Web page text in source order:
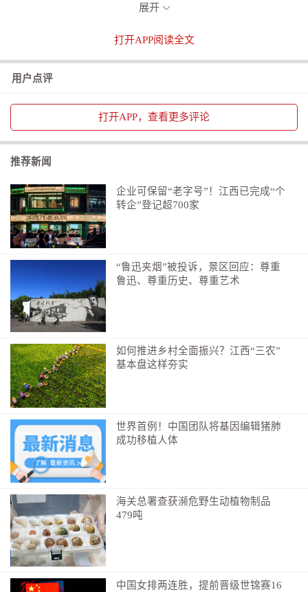
产品保障战略和“藏粮于地、藏粮于技”战略，深化农业
保粮食和重要农产品稳产保供。
发布会上，传来好消息：2024年，全省粮食产量达439.2
亿斤，连续12年稳定在430亿斤以上；油料产量151.3万
吨，比2020年增长23.3%。今年早稻和夏粮夏油已丰收
到手，秋粮长势良好，预计全年粮食生产再获丰收。
2024年，全省生猪出栏3035.6万头、比2020年增长
36.8%，生猪外调量稳居全国前列；全省家禽出栏6.01亿
只，比2020年增长5.8%……不仅是粮油，我省还先后出
台了设施蔬菜、渔业、畜牧业高质量发展等政策文件，
夯实重要农产品供给基础，积极构建多元化食物供给体
系。
稳定供给的背后，离不开江西坚持农业农村优先发展，
截至今年上半年，全省用于农业农村领域相关支出达
3683亿元，四年半的支出比“十三五”时期五年总支出还
多542亿元。其中，全省新建和改造提升高标准农田
高于全国平均水平约20个百分点；耕地地力保护补贴标
准从112元每亩提高到目前的123元每亩。
不但供得上，还能吃得好。我省深入推进省部共建江西
绿色有机农产品基地试点省建设，率先整省推进农产品
质量安全大数据智慧监管，全省主要食用农产品质量安
全监测合格率稳定在98%以上；农药、化肥施用量比
2020年分别减少6.13%、2.59%。
展开
打开APP阅读全文
用户点评
打开APP，查看更多评论
推荐新闻
企业可保留“老字号”！江西已完成“个
转企”登记超700家
“鲁迅夹烟”被投诉，景区回应：尊重
鲁迅、尊重历史、尊重艺术
如何推进乡村全面振兴？江西“三农”
基本盘这样夯实
世界首例！中国团队将基因编辑猪肺
成功移植人体
海关总署查获濒危野生动植物制品
479吨
中国女排两连胜，提前晋级世锦赛16